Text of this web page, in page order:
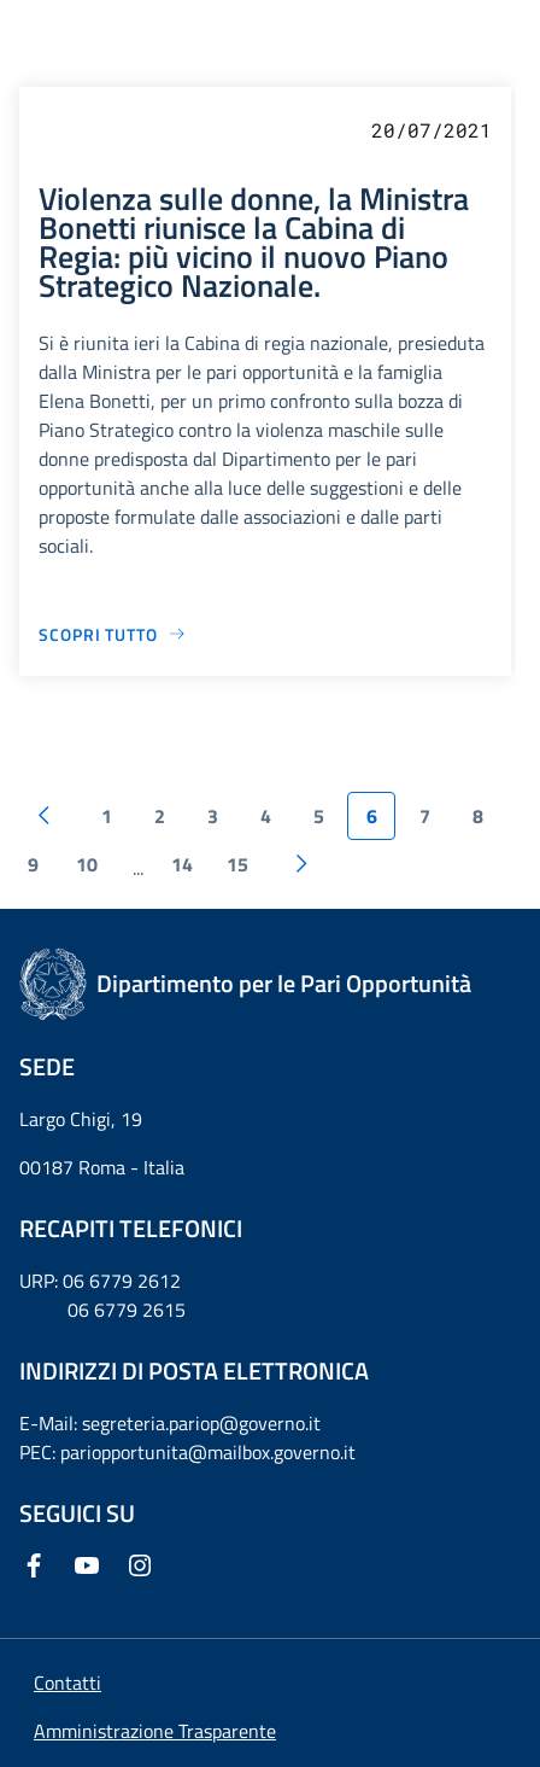
20/07/2021
Violenza sulle donne, la Ministra
Bonetti riunisce la Cabina di
Regia: più vicino il nuovo Piano
Strategico Nazionale.
Si è riunita ieri la Cabina di regia nazionale, presieduta
dalla Ministra per le pari opportunità e la famiglia
Elena Bonetti, per un primo confronto sulla bozza di
Piano Strategico contro la violenza maschile sulle
donne predisposta dal Dipartimento per le pari
opportunità anche alla luce delle suggestioni e delle
proposte formulate dalle associazioni e dalle parti
sociali.
SCOPRI TUTTO
1 2 3 4 5 6 7
8
9
10 ... 14 15
Dipartimento per le Pari Opportunità
SEDE
Largo Chigi, 19
00187 Roma - Italia
RECAPITI TELEFONICI
URP: 06 6779 2612
06 6779 2615
INDIRIZZI DI POSTA ELETTRONICA
E-Mail: segreteria.pariop@governo.it
PEC: pariopportunita@mailbox.governo.it
SEGUICI SU
Contatti
Amministrazione Trasparente